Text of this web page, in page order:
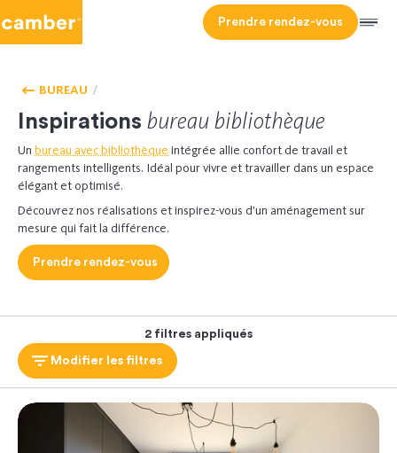
Prendre rendez-vous Menu
- ACCUEIL
BUREAU
Inspirations bureaubibliothèque
Un bureau avec bibliothèque intégrée allie confort de travail et
rangements intelligents. Idéal pour vivre et travailler dans un espace
élégant et optimisé.
Découvrez nos réalisations et inspirez-vous d’un aménagement sur
mesure qui fait la différence.
Prendre rendez-vous
2 filtres appliqués
Modifier les filtres